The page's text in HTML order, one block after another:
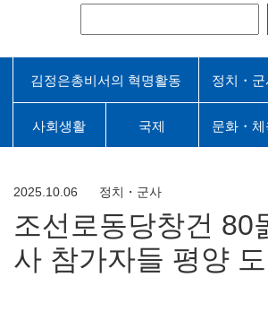
김정은총비서의 혁명활동 정치・군
사회생활 국제 문화・체
2025.10.06 정치・군사
조선로동당창건 80
사 참가자들 평양